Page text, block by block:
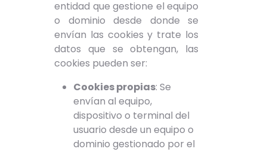
entidad que gestione el equipo
o dominio desde donde se
envían las cookies y trate los
datos que se obtengan, las
cookies pueden ser:
Cookies propias: Se
envían al equipo,
dispositivo o terminal del
usuario desde un equipo o
dominio gestionado por el